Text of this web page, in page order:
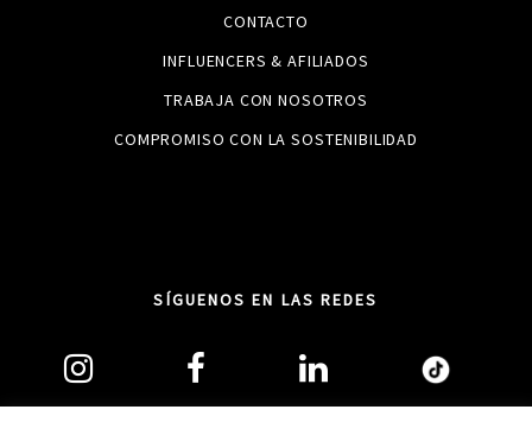
CONTACTO
INFLUENCERS & AFILIADOS
TRABAJA CON NOSOTROS
COMPROMISO CON LA SOSTENIBILIDAD
SÍGUENOS EN LAS REDES